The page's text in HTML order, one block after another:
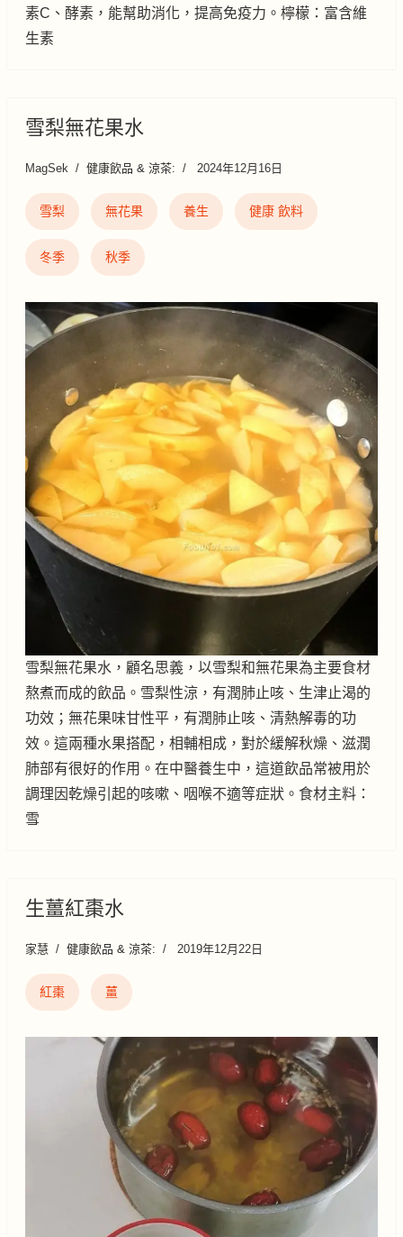
素C、酵素，能幫助消化，提高免疫力。檸檬：富含維
生素
雪梨無花果水
MagSek 健康飲品 & 涼茶: 2024年12月16日
雪梨 無花果 養生 健康 飲料
冬季 秋季
雪梨無花果水，顧名思義，以雪梨和無花果為主要食材
熬煮而成的飲品。雪梨性涼，有潤肺止咳、生津止渴的
功效；無花果味甘性平，有潤肺止咳、清熱解毒的功
效。這兩種水果搭配，相輔相成，對於緩解秋燥、滋潤
肺部有很好的作用。在中醫養生中，這道飲品常被用於
調理因乾燥引起的咳嗽、咽喉不適等症狀。食材主料：
雪
生薑紅棗水
家慧 健康飲品 & 涼茶: 2019年12月22日
紅棗 薑